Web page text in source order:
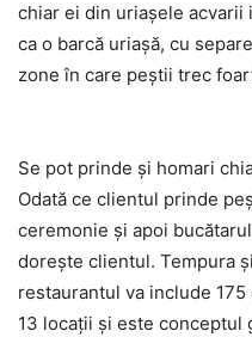
chiar ei din uriaşele
ca o barcă uriaşă, cu
zone în care peştii trec
Se pot prinde şi homari
Odată ce clientul prinde
ceremonie şi apoi
doreşte clientul. Tempura
restaurantul va include
13 locaţii şi este conceptul